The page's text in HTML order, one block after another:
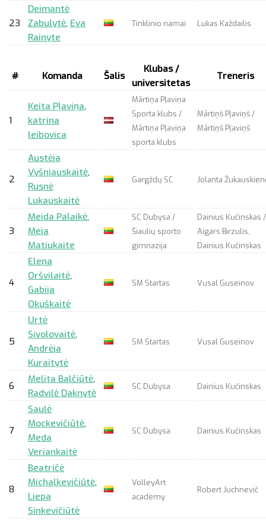
23
Deimantė
Zabulytė, Eva
Rainyte
Tinklinio namai Lukas Každailis
# Komanda Šalis
Klubas /
universitetas
Treneris
1
Keita Pļaviņa,
katrina
leibovica
Mārtiņa Pļaviņa
Sporta klubs /
Mārtiņa Pļaviņa
sporta klubs
Mārtiņš Pļaviņš /
Mārtiņš Pļaviņš
2
Austėja
Vyšniauskaitė,
Rusnė
Lukauskaitė
Gargždų SC Jolanta
3
Meida Palaikė,
Meja
Matiukaite
SC Dubysa /
Šiaulių sporto
gimnazija
Dainius Kučinskas /
Aigars Birzulis,
Dainius Kučinskas
4
Elena
Oršvilaitė,
Gabija
Okuškaitė
SM Startas Vusal Guseinov
5
Urtė
Sivolovaitė,
Andrėja
Kuraitytė
SM Startas Vusal Guseinov
6
Melita Balčiūtė,
Radvilė Daknytė
SC Dubysa Dainius Kučinskas
7
Saulė
Mockevičiūtė,
Meda
Veriankaitė
SC Dubysa Dainius Kučinskas
8
Beatričė
Michalkevičiūtė,
Liepa
Sinkevičiūtė
VolleyArt
academy
Robert Juchnevič